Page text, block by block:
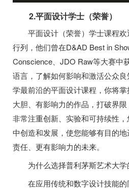
2.平面设计学士（荣誉）
平面设计（荣誉）学士课程
行列，他们曾在D&AD Best in
Conscience、JDO Raw等大赛中
语言，了解如何影响和激活公众
学最前沿的平面设计课程，你将
大胆、有影响力的作品，打破界
非常注重创新、实验和可持续性
中创造和发展，使您能够有目的
责任、更有影响力的未来。
为什么选择普利茅斯艺术大学
在应用传统和数字设计技能